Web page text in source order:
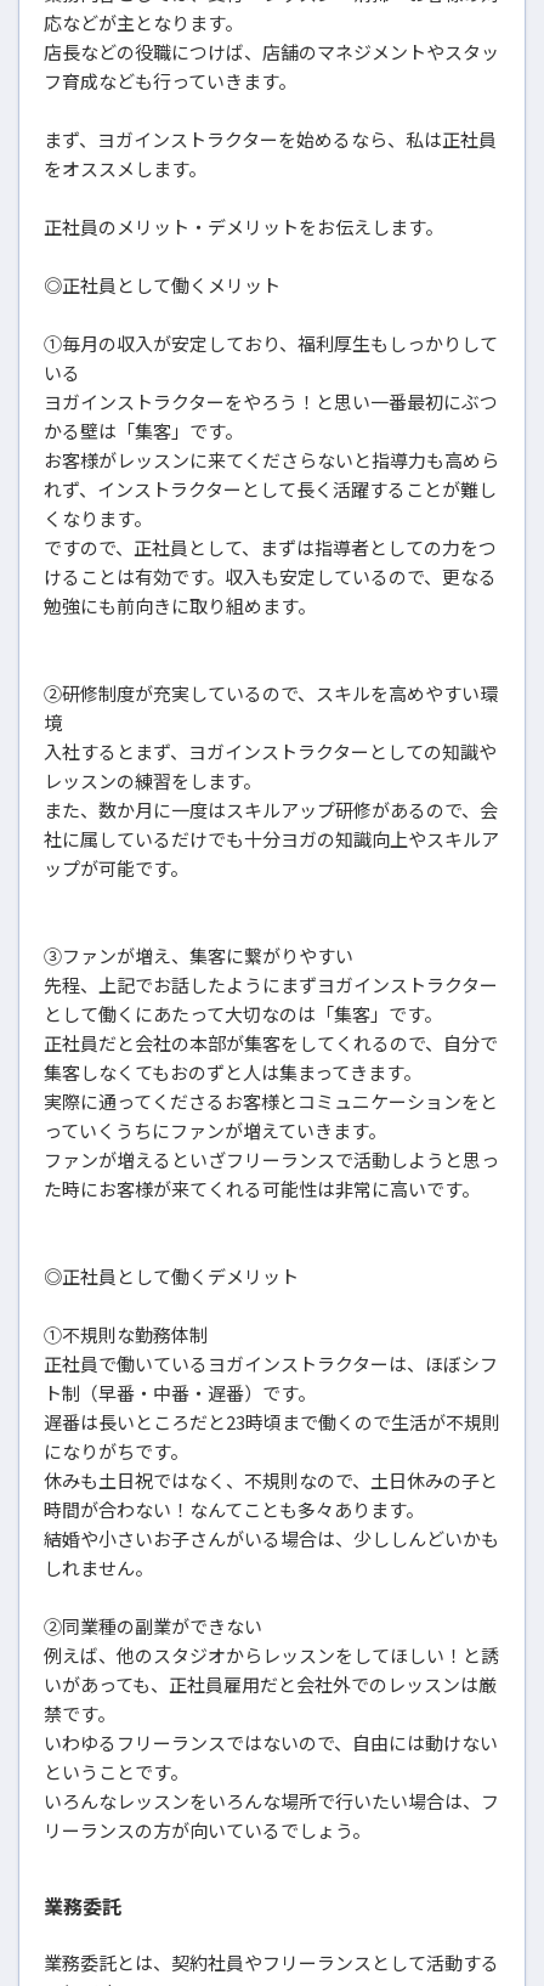
応などが主となります。
店長などの役職につけば、店舗のマネジメントやスタッ
フ育成なども行っていきます。
まず、ヨガインストラクターを始めるなら、私は正社員
をオススメします。
正社員のメリット・デメリットをお伝えします。
◎正社員として働くメリット
①毎月の収入が安定しており、福利厚生もしっかりして
いる
ヨガインストラクターをやろう！と思い一番最初にぶつ
かる壁は「集客」です。
お客様がレッスンに来てくださらないと指導力も高めら
れず、インストラクターとして長く活躍することが難し
くなります。
ですので、正社員として、まずは指導者としての力をつ
けることは有効です。収入も安定しているので、更なる
勉強にも前向きに取り組めます。
②研修制度が充実しているので、スキルを高めやすい環
境
入社するとまず、ヨガインストラクターとしての知識や
レッスンの練習をします。
また、数か月に一度はスキルアップ研修があるので、会
社に属しているだけでも十分ヨガの知識向上やスキルア
ップが可能です。
③ファンが増え、集客に繋がりやすい
先程、上記でお話したようにまずヨガインストラクター
として働くにあたって大切なのは「集客」です。
正社員だと会社の本部が集客をしてくれるので、自分で
集客しなくてもおのずと人は集まってきます。
実際に通ってくださるお客様とコミュニケーションをと
っていくうちにファンが増えていきます。
ファンが増えるといざフリーランスで活動しようと思っ
た時にお客様が来てくれる可能性は非常に高いです。
◎正社員として働くデメリット
①不規則な勤務体制
正社員で働いているヨガインストラクターは、ほぼシフ
ト制（早番・中番・遅番）です。
遅番は長いところだと23時頃まで働くので生活が不規則
になりがちです。
休みも土日祝ではなく、不規則なので、土日休みの子と
時間が合わない！なんてことも多々あります。
結婚や小さいお子さんがいる場合は、少ししんどいかも
しれません。
②同業種の副業ができない
例えば、他のスタジオからレッスンをしてほしい！と誘
いがあっても、正社員雇用だと会社外でのレッスンは厳
禁です。
いわゆるフリーランスではないので、自由には動けない
ということです。
いろんなレッスンをいろんな場所で行いたい場合は、フ
リーランスの方が向いているでしょう。
業務委託
業務委託とは、契約社員やフリーランスとして活動する